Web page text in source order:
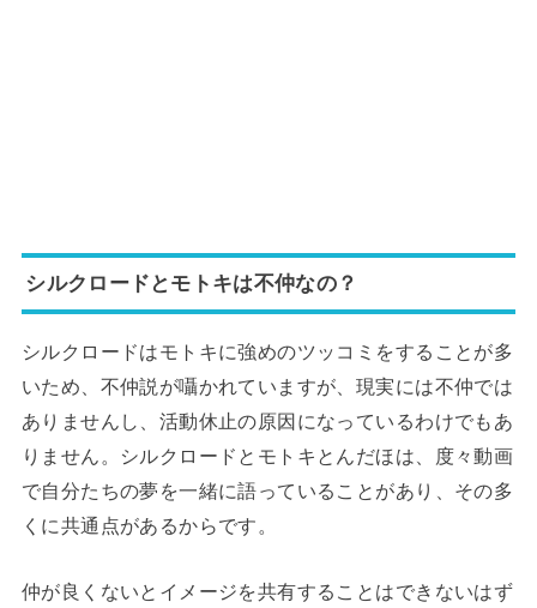
シルクロードとモトキは不仲なの？
シルクロードはモトキに強めのツッコミをすることが多
いため、不仲説が囁かれていますが、現実には不仲では
ありませんし、活動休止の原因になっているわけでもあ
りません。シルクロードとモトキとんだほは、度々動画
で自分たちの夢を一緒に語っていることがあり、その多
くに共通点があるからです。
仲が良くないとイメージを共有することはできないはず